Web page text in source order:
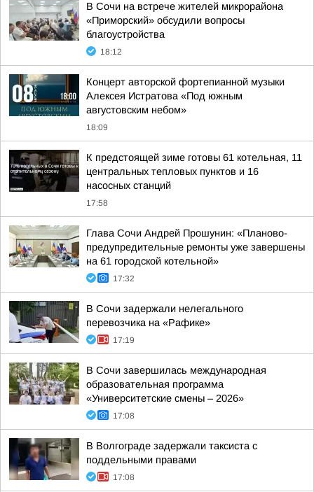
В Сочи на встрече жителей микрорайона
«Приморский» обсудили вопросы
благоустройства
18:12
Концерт авторской фортепианной музыки
Алексея Истратова «Под южным
августовским небом»
18:09
К предстоящей зиме готовы 61 котельная, 11
центральных тепловых пунктов и 16
насосных станций
17:58
Глава Сочи Андрей Прошунин: «Планово-
предупредительные ремонты уже завершены
на 61 городской котельной»
17:32
В Сочи задержали нелегального
перевозчика на «Рафике»
17:19
В Сочи завершилась международная
образовательная программа
«Университетские смены – 2026»
17:08
В Волгограде задержали таксиста с
поддельными правами
17:08